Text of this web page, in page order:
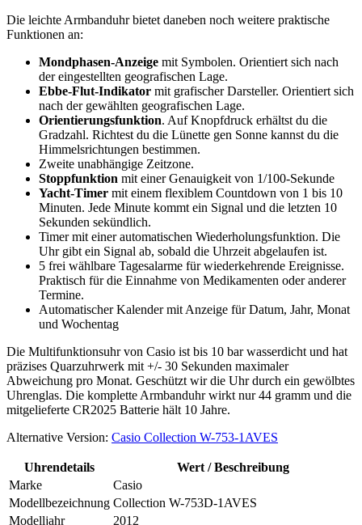
Die leichte Armbanduhr bietet daneben noch weitere praktische
Funktionen an:
Mondphasen-Anzeige mit Symbolen. Orientiert sich nach
der eingestellten geografischen Lage.
Ebbe-Flut-Indikator mit grafischer Darsteller. Orientiert sich
nach der gewählten geografischen Lage.
Orientierungsfunktion. Auf Knopfdruck erhältst du die
Gradzahl. Richtest du die Lünette gen Sonne kannst du die
Himmelsrichtungen bestimmen.
Zweite unabhängige Zeitzone.
Stoppfunktion mit einer Genauigkeit von 1/100-Sekunde
Yacht-Timer mit einem flexiblem Countdown von 1 bis 10
Minuten. Jede Minute kommt ein Signal und die letzten 10
Sekunden sekündlich.
Timer mit einer automatischen Wiederholungsfunktion. Die
Uhr gibt ein Signal ab, sobald die Uhrzeit abgelaufen ist.
5 frei wählbare Tagesalarme für wiederkehrende Ereignisse.
Praktisch für die Einnahme von Medikamenten oder anderer
Termine.
Automatischer Kalender mit Anzeige für Datum, Jahr, Monat
und Wochentag
Die Multifunktionsuhr von Casio ist bis 10 bar wasserdicht und hat
präzises Quarzuhrwerk mit +/- 30 Sekunden maximaler
Abweichung pro Monat. Geschützt wir die Uhr durch ein gewölbtes
Uhrenglas. Die komplette Armbanduhr wirkt nur 44 gramm und die
mitgelieferte CR2025 Batterie hält 10 Jahre.
Alternative Version: Casio Collection W-753-1AVES
Uhrendetails
Wert / Beschreibung
Marke
Casio
Modellbezeichnung Collection W-753D-1AVES
Modelljahr
2012